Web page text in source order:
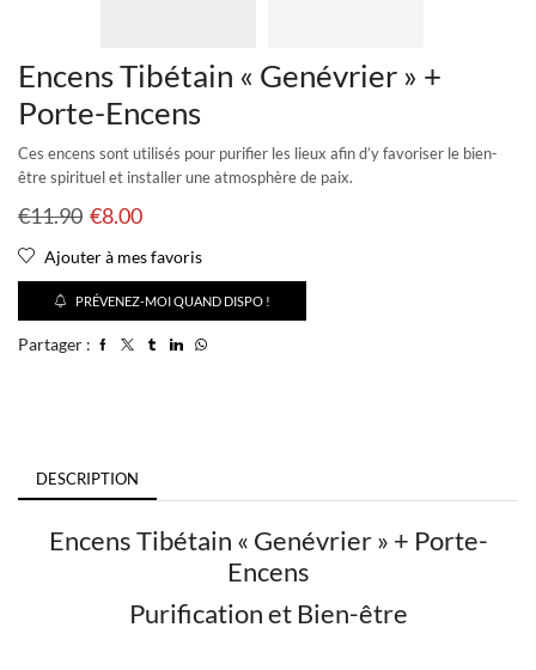
Encens Tibétain « Genévrier » +
Porte-Encens
Ces encens sont utilisés pour purifier les lieux afin d’y favoriser le bien-
être spirituel et installer une atmosphère de paix.
€11.90 €8.00
Ajouter à mes favoris
PRÉVENEZ-MOI QUAND DISPO !
Partager :
DESCRIPTION
Encens Tibétain « Genévrier » + Porte-
Encens
Purification et Bien-être